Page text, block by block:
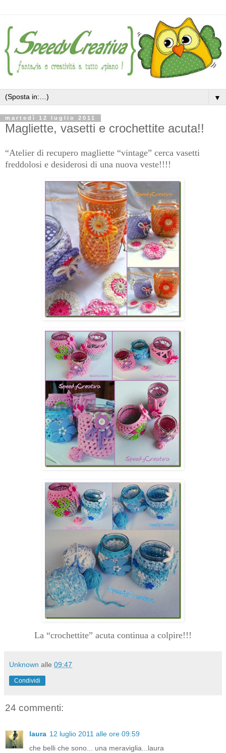
▼
martedì 12 luglio 2011
Magliette, vasetti e crochettite acuta!!
“Atelier di recupero magliette “vintage” cerca vasetti
freddolosi e desiderosi di una nuova veste!!!!
La “crochettite” acuta continua a colpire!!!
Unknown alle 09:47
Condividi
24 commenti:
laura 12 luglio 2011 alle ore 09:59
che belli che sono... una meraviglia...laura